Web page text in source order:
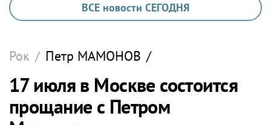
ВСЕ новости СЕГОДНЯ
Рок / Петр МАМОНОВ /
17 июля в Москве состоится
прощание с Петром